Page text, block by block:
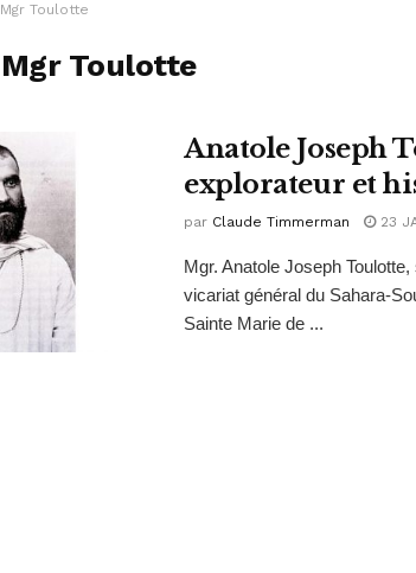
Mgr Toulotte
Mgr Toulotte
Anatole Joseph
explorateur et
par Claude Timmerman 23
Mgr. Anatole Joseph
vicariat général du Sahara-
Sainte Marie de ...